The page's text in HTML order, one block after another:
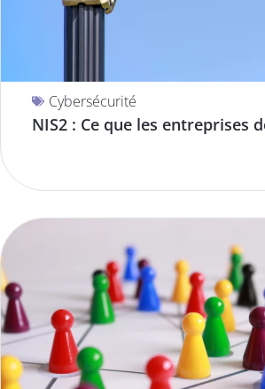
Cybersécurité
NIS2 : Ce que les entreprises